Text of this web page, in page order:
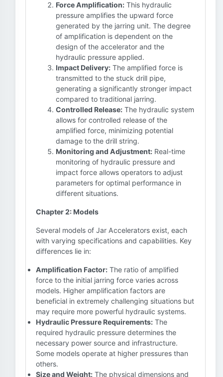
Force Amplification: This hydraulic
pressure amplifies the upward force
generated by the jarring unit. The degree
of amplification is dependent on the
design of the accelerator and the
hydraulic pressure applied.
Impact Delivery: The amplified force is
transmitted to the stuck drill pipe,
generating a significantly stronger impact
compared to traditional jarring.
Controlled Release: The hydraulic system
allows for controlled release of the
amplified force, minimizing potential
damage to the drill string.
Monitoring and Adjustment: Real-time
monitoring of hydraulic pressure and
impact force allows operators to adjust
parameters for optimal performance in
different situations.
Chapter 2: Models
Several models of Jar Accelerators exist, each
with varying specifications and capabilities. Key
differences lie in:
Amplification Factor: The ratio of amplified
force to the initial jarring force varies across
models. Higher amplification factors are
beneficial in extremely challenging situations but
may require more powerful hydraulic systems.
Hydraulic Pressure Requirements: The
required hydraulic pressure determines the
necessary power source and infrastructure.
Some models operate at higher pressures than
others.
Size and Weight: The physical dimensions and